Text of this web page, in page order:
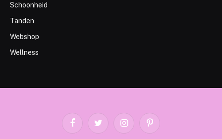
Schoonheid
Tanden
Webshop
Wellness
FacebookTwitter InstagramPinterest